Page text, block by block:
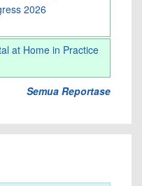
2026
at Home in Practice
Semua Reportase